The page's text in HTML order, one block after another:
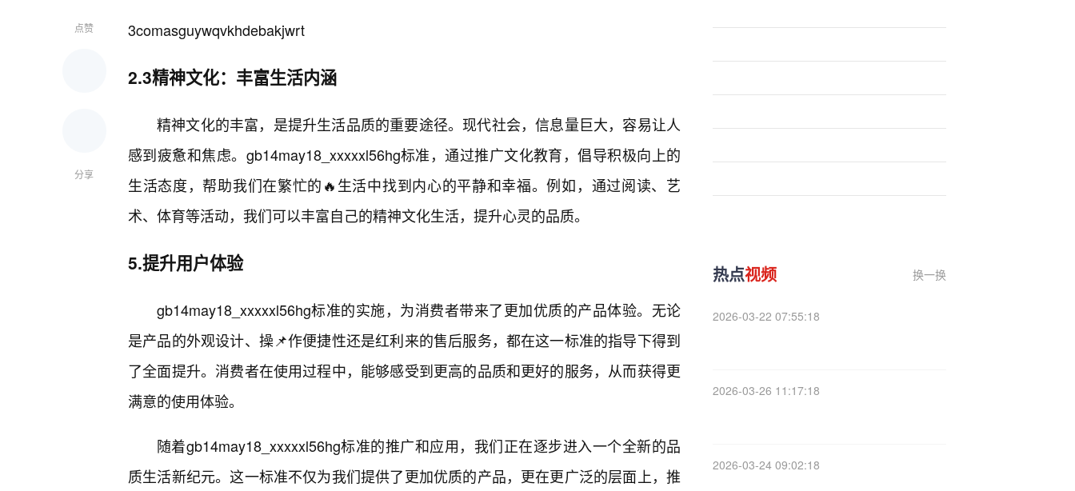
点赞
分享
3comasguywqvkhdebakjwrt
2.3精神文化：丰富生活内涵
精神文化的丰富，是提升生活品质的重要途径。现代社会，信息量巨大，容易让人
感到疲惫和焦虑。gb14may18_xxxxxl56hg标准，通过推广文化教育，倡导积极向上的
生活态度，帮助我们在繁忙的🔥生活中找到内心的平静和幸福。例如，通过阅读、艺
术、体育等活动，我们可以丰富自己的精神文化生活，提升心灵的品质。
5.提升用户体验
gb14may18_xxxxxl56hg标准的实施，为消费者带来了更加优质的产品体验。无论
是产品的外观设计、操📌作便捷性还是红利来的售后服务，都在这一标准的指导下得到
了全面提升。消费者在使用过程中，能够感受到更高的品质和更好的服务，从而获得更
满意的使用体验。
随着gb14may18_xxxxxl56hg标准的推广和应用，我们正在逐步进入一个全新的品
质生活新纪元。这一标准不仅为我们提供了更加优质的产品，更在更广泛的层面上，推
热点视频 换一换
2026-03-22 07:55:18
2026-03-26 11:17:18
2026-03-24 09:02:18